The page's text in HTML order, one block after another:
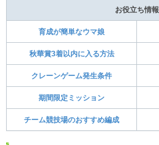
お役立ち情報
育成が簡単なウマ娘
秋華賞3着以内に入る方法
クレーンゲーム発生条件
期間限定ミッション
チーム競技場のおすすめ編成